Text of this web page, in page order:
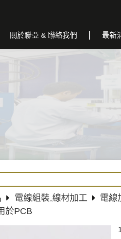
關於聯亞 & 聯絡我們 最新
電線組裝,線材加工 電線
於PCB